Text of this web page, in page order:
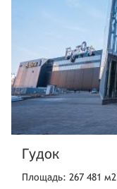
Гудок
Площадь: 267 481 м2